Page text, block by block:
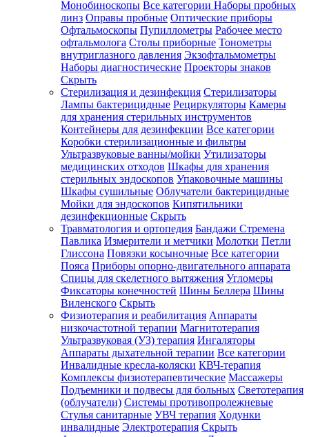
Монобиноскопы Все категории Наборы пробных
линз Оправы пробные Оптические приборы
Офтальмоскопы Пупиллометры Рабочее место
офтальмолога Столы приборные Тонометры
внутриглазного давления Экзофтальмометры
Наборы диагностические Проекторы знаков
Скрыть
Стерилизация и дезинфекция Стерилизаторы
Лампы бактерицидные Рециркуляторы Камеры
для хранения стерильных инструментов
Контейнеры для дезинфекции Все категории
Коробки стерилизационные и фильтры
Ультразвуковые ванны/мойки Утилизаторы
медицинских отходов Шкафы для хранения
стерильных эндоскопов Упаковочные машины
Шкафы сушильные Облучатели бактерицидные
Мойки для эндоскопов Кипятильники
дезинфекционные Скрыть
Травматология и ортопедия Бандажи Стремена
Павлика Измерители и метчики Молотки Петли
Глиссона Повязки косыночные Все категории
Пояса Приборы опорно-двигательного аппарата
Спицы для скелетного вытяжения Угломеры
Фиксаторы конечностей Шины Беллера Шины
Виленского Скрыть
Физиотерапия и реабилитация Аппараты
низкочастотной терапии Магнитотерапия
Ультразвуковая (УЗ) терапия Ингаляторы
Аппараты дыхательной терапии Все категории
Инвалидные кресла-коляски КВЧ-терапия
Комплексы физиотерапевтические Массажеры
Подъемники и подвесы для больных Светотерапия
(облучатели) Системы противопролежневые
Стулья санитарные УВЧ терапия Ходунки
инвалидные Электротерапия Скрыть